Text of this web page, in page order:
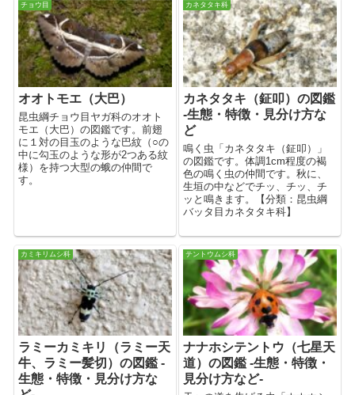
チョウ目
オオトモエ（大巴）
昆虫綱チョウ目ヤガ科のオオト
モエ（大巴）の図鑑です。前翅
に１対の目玉のような巴紋（○の
中に勾玉のような形が2つある紋
様）を持つ大型の蛾の仲間で
す。
カネタタキ科
カネタタキ（鉦叩）の図鑑
-生態・特徴・見分け方な
ど
鳴く虫「カネタタキ（鉦叩）」
の図鑑です。体調1cm程度の褐
色の鳴く虫の仲間です。秋に、
生垣の中などでチッ、チッ、チ
ッと鳴きます。【分類：昆虫綱
バッタ目カネタタキ科】
カミキリムシ科
ラミーカミキリ（ラミー天
牛、ラミー髪切）の図鑑 -
生態・特徴・見分け方な
テントウムシ科
ナナホシテントウ（七星天
道）の図鑑 -生態・特徴・
見分け方など-